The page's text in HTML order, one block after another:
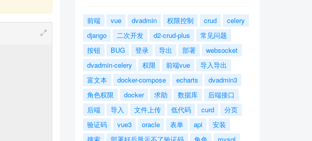
前端 vue dvadmin 权限控制 crud
celery
django
二次开发 d2-crud-plus
常见问题
按钮
BUG 登录 导出 部署
websocket
dvadmin-celery
权限 前端vue
导入导出
富文本
docker-compose echarts
dvadmin3
角色权限
docker 求助 数据库
后端接口
后端
导入 文件上传 低代码 curd
分页
验证码
vue3 oracle 表单 api
安装